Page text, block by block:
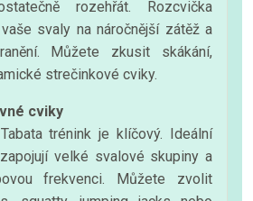
rozehřát. Rozcvička
svaly na náročnější zátěž a
Můžete zkusit skákání,
strečinkové cviky.
cviky
trénink je klíčový. Ideální
velké svalové skupiny a
frekvenci. Můžete zvolit